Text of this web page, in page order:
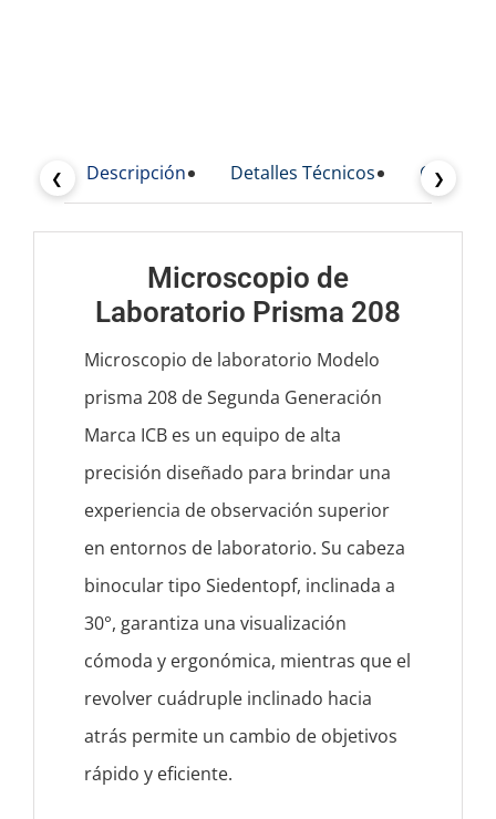
Descripción Detalles Técnicos
❮ ❯
Microscopio de
Laboratorio Prisma 208
Microscopio de laboratorio Modelo
prisma 208 de Segunda Generación
Marca ICB es un equipo de alta
precisión diseñado para brindar una
experiencia de observación superior
en entornos de laboratorio. Su cabeza
binocular tipo Siedentopf, inclinada a
30°, garantiza una visualización
cómoda y ergonómica, mientras que el
revolver cuádruple inclinado hacia
atrás permite un cambio de objetivos
rápido y eficiente.